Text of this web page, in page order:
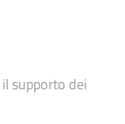
supporto dei